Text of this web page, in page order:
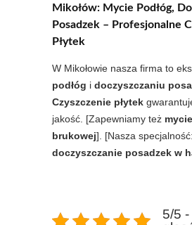
Mikołów: Mycie Podłóg,
Posadzek – Profesjonalne
Płytek
W Mikołowie nasza firma to
podłóg i doczyszczaniu
Czyszczenie płytek
jakość. [Zapewniamy też
brukowej]. [Nasza specjalność:
doczyszczanie posadzek w
5/5